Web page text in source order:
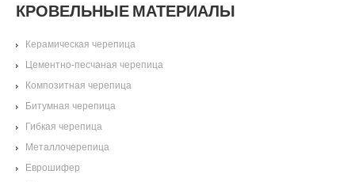
КРОВЕЛЬНЫЕ МАТЕРИАЛЫ
Керамическая черепица
Цементно-песчаная черепица
Композитная черепица
Битумная черепица
Гибкая черепица
Металлочерепица
Еврошифер